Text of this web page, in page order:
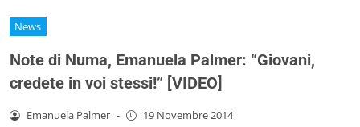
News
Note di Numa, Emanuela Palmer: “Giovani,
credete in voi stessi!” [VIDEO]
Emanuela Palmer - 19 Novembre 2014